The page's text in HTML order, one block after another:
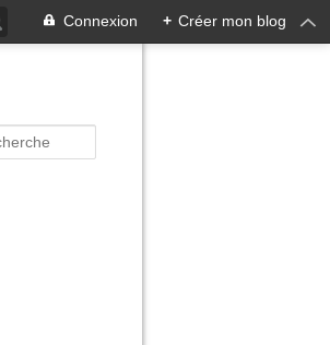
Connexion + Créer mon blog